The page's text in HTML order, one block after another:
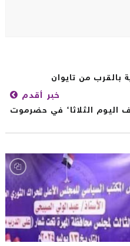
من تايوان
خبر أقدم
الثلاثاء في حضرموت